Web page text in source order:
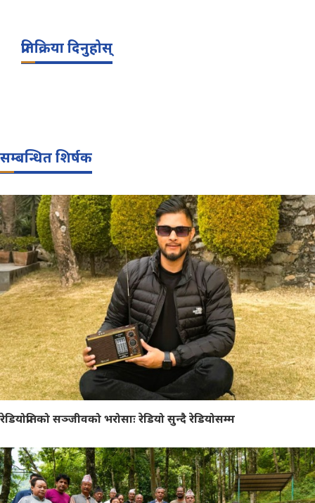
प्रतिक्रिया दिनुहोस्
सम्बन्धित शिर्षक
रेडियोप्रतिको सञ्जीवको भरोसाः रेडियो सुन्दै रेडियोसम्म